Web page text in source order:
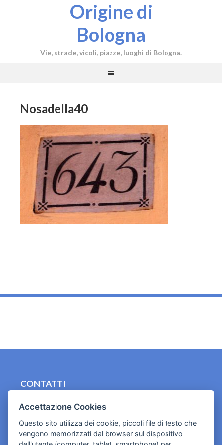
Origine di
Bologna
Vie, strade, vicoli, piazze, luoghi di Bologna.
Nosadella40
CONTATTI
Cookies e informativa privacy
Accettazione Cookies
Questo sito utilizza dei cookie, piccoli file di testo che
vengono memorizzati dal browser sul dispositivo